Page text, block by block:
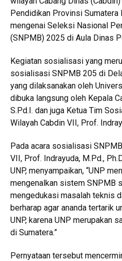
Pendidikan Provinsi
mengenai Seleksi Nasional
(SNPMB) 2025 di Aula Dinas
Kegiatan sosialisasi yang
sosialisasi SNPMB 205 di
yang dilaksanakan oleh
dibuka langsung oleh Kepala
S.Pd.I. dan juga Ketua Tim
Wilayah Cabdin VII, Prof.
Pada acara sosialisasi
VII, Prof. Indrayuda, M.Pd.,
UNP, menyampaikan, “UNP
mengenalkan sistem SNPMB
mengedukasi masalah teknis
berharap agar ananda tertarik
UNP, karena UNP merupakan
di Sumatera.”
Pernyataan tersebut